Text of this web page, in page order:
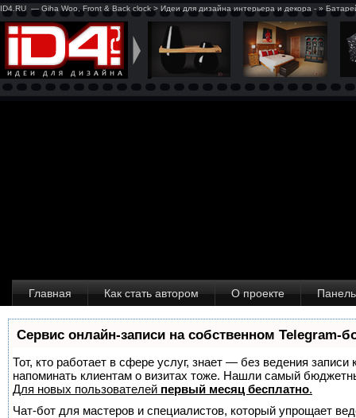
ID4.RU — Giha Woo, Front & Back clock > Идеи для дизайна интерьера и декора - »
Главная Как стать автором О проекте
Сервис онлайн-записи на собственном Telegram-
Тот, кто работает в сфере услуг, знает — без ведения
напоминать клиентам о визитах тоже. Нашли самый
Для новых пользователей первый месяц бесплатно.
Чат-бот для мастеров и специалистов, который упрощает